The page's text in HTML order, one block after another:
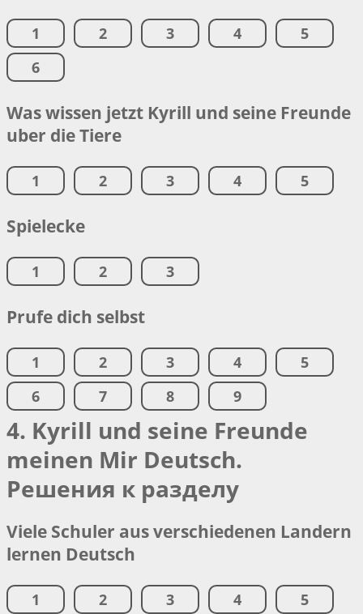
1 2 3 4
5
6
Was wissen jetzt Kyrill und seine Freunde
uber die Tiere
1 2 3 4 5
Spielecke
1 2 3
Prufe dich selbst
1 2 3 4
5
6
7 8 9
4. Kyrill und seine Freunde
meinen Mir Deutsch.
Решения к разделу
Viele Schuler aus verschiedenen Landern
lernen Deutsch
1 2 3 4
5